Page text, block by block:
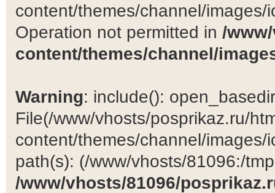
content/themes/channel/
Operation not permitted in /
content/themes/channel/
Warning: include():
File(/www/vhosts/posprikaz.ru/
content/themes/channel/
path(s): (/www/vhosts/81096:/
/www/vhosts/81096/